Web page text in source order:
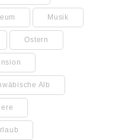
Musik
Ostern
Alb